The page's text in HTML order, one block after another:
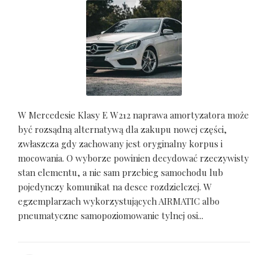
W Mercedesie Klasy E W212 naprawa amortyzatora może
być rozsądną alternatywą dla zakupu nowej części,
zwłaszcza gdy zachowany jest oryginalny korpus i
mocowania. O wyborze powinien decydować rzeczywisty
stan elementu, a nie sam przebieg samochodu lub
pojedynczy komunikat na desce rozdzielczej. W
egzemplarzach wykorzystujących AIRMATIC albo
pneumatyczne samopoziomowanie tylnej osi...